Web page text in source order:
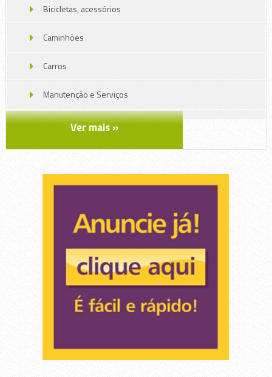
Bicicletas, acessórios
Caminhões
Carros
Manutenção e Serviços
Motos
Náutica
Ver mais »